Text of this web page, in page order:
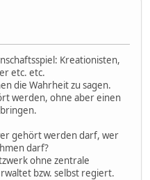
Kreationisten,
etc. etc.
die Wahrheit zu sagen.
werden, ohne aber einen
gehört werden darf, wer
darf?
ohne zentrale
bzw. selbst regiert.